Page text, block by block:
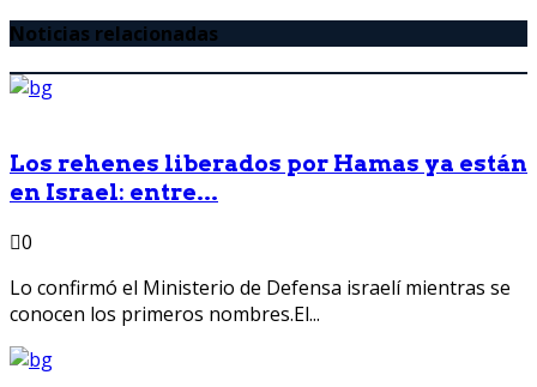
Noticias relacionadas
Los rehenes liberados por Hamas ya están
en Israel: entre...
0
Lo confirmó el Ministerio de Defensa israelí mientras se
conocen los primeros nombres.El...